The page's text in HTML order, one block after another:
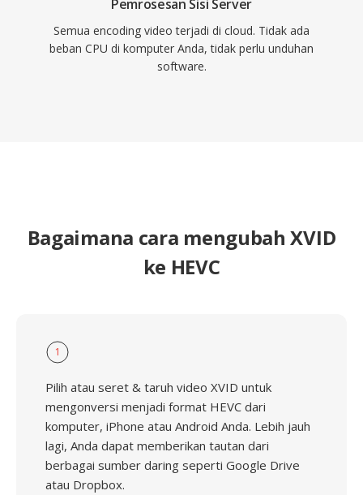
Pemrosesan Sisi Server
Semua encoding video terjadi di cloud. Tidak ada
beban CPU di komputer Anda, tidak perlu unduhan
software.
Bagaimana cara mengubah XVID
ke HEVC
1
Pilih atau seret & taruh video XVID untuk
mengonversi menjadi format HEVC dari
komputer, iPhone atau Android Anda. Lebih jauh
lagi, Anda dapat memberikan tautan dari
berbagai sumber daring seperti Google Drive
atau Dropbox.